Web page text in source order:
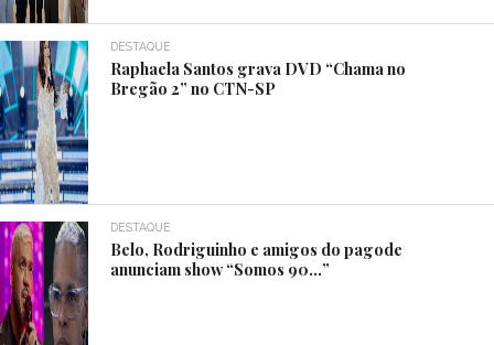
DESTAQUE
Raphaela Santos grava DVD “Chama no
Bregão 2” no CTN-SP
DESTAQUE
Belo, Rodriguinho e amigos do pagode
anunciam show “Somos 90…”